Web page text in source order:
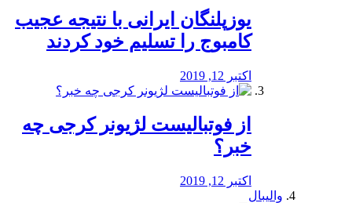
یوزپلنگان ایرانی با نتیجه عجیب
کامبوج را تسلیم خود کردند
اکتبر 12, 2019
از فوتبالیست لژیونر کرجی چه
خبر؟
اکتبر 12, 2019
والیبال